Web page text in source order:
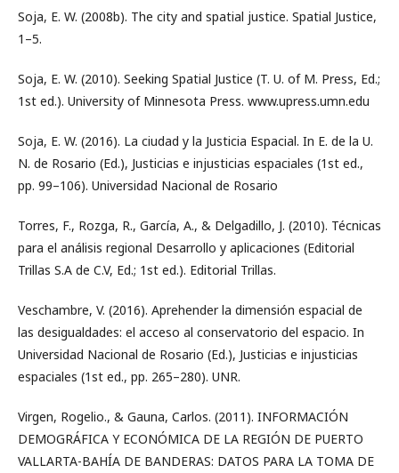
Soja, E. W. (2008b). The city and spatial justice. Spatial Justice,
1–5.
Soja, E. W. (2010). Seeking Spatial Justice (T. U. of M. Press, Ed.;
1st ed.). University of Minnesota Press. www.upress.umn.edu
Soja, E. W. (2016). La ciudad y la Justicia Espacial. In E. de la U.
N. de Rosario (Ed.), Justicias e injusticias espaciales (1st ed.,
pp. 99–106). Universidad Nacional de Rosario
Torres, F., Rozga, R., García, A., & Delgadillo, J. (2010). Técnicas
para el análisis regional Desarrollo y aplicaciones (Editorial
Trillas S.A de C.V, Ed.; 1st ed.). Editorial Trillas.
Veschambre, V. (2016). Aprehender la dimensión espacial de
las desigualdades: el acceso al conservatorio del espacio. In
Universidad Nacional de Rosario (Ed.), Justicias e injusticias
espaciales (1st ed., pp. 265–280). UNR.
Virgen, Rogelio., & Gauna, Carlos. (2011). INFORMACIÓN
DEMOGRÁFICA Y ECONÓMICA DE LA REGIÓN DE PUERTO
VALLARTA-BAHÍA DE BANDERAS: DATOS PARA LA TOMA DE